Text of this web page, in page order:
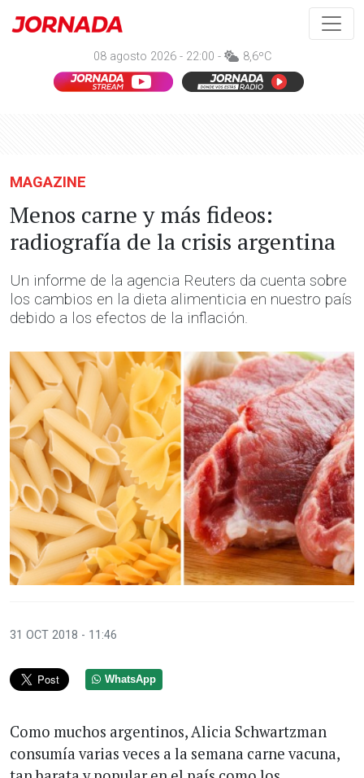
08 agosto 2026 - 22:00 - 8,6ºC
MAGAZINE
Menos carne y más fideos:
radiografía de la crisis argentina
Un informe de la agencia Reuters da cuenta sobre
los cambios en la dieta alimenticia en nuestro país
debido a los efectos de la inflación.
31 OCT 2018 - 11:46
WhatsApp
Como muchos argentinos, Alicia Schwartzman
consumía varias veces a la semana carne vacuna,